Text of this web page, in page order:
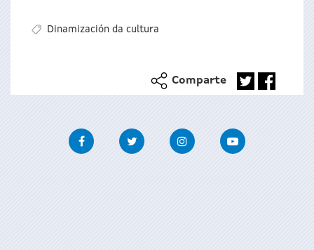
Dinamización da cultura
Comparte
FacebookTwitter InstagramYoutube